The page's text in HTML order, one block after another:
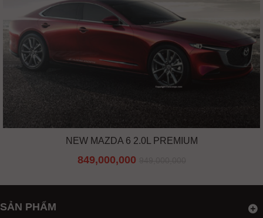
NEW MAZDA 6 2.0L PREMIUM
849,000,000
SẢN PHẨM